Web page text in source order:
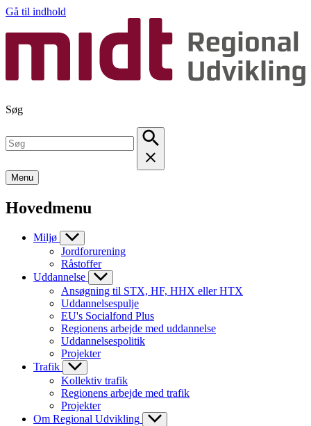
Gå til indhold
Søg
Menu
Hovedmenu
Miljø
Jordforurening
Råstoffer
Uddannelse
Ansøgning til STX, HF, HHX eller HTX
Uddannelsespulje
EU's Socialfond Plus
Regionens arbejde med uddannelse
Uddannelsespolitik
Projekter
Trafik
Kollektiv trafik
Regionens arbejde med trafik
Projekter
Om Regional Udvikling